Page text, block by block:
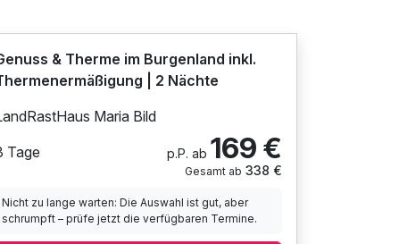
& Therme im Burgenland inkl.
| 2 Nächte
Maria Bild
Tage
p.P. ab 169 €
Gesamt ab 338 €
Nicht zu lange warten: Die Auswahl ist gut, aber
schrumpft – prüfe jetzt die verfügbaren Termine.